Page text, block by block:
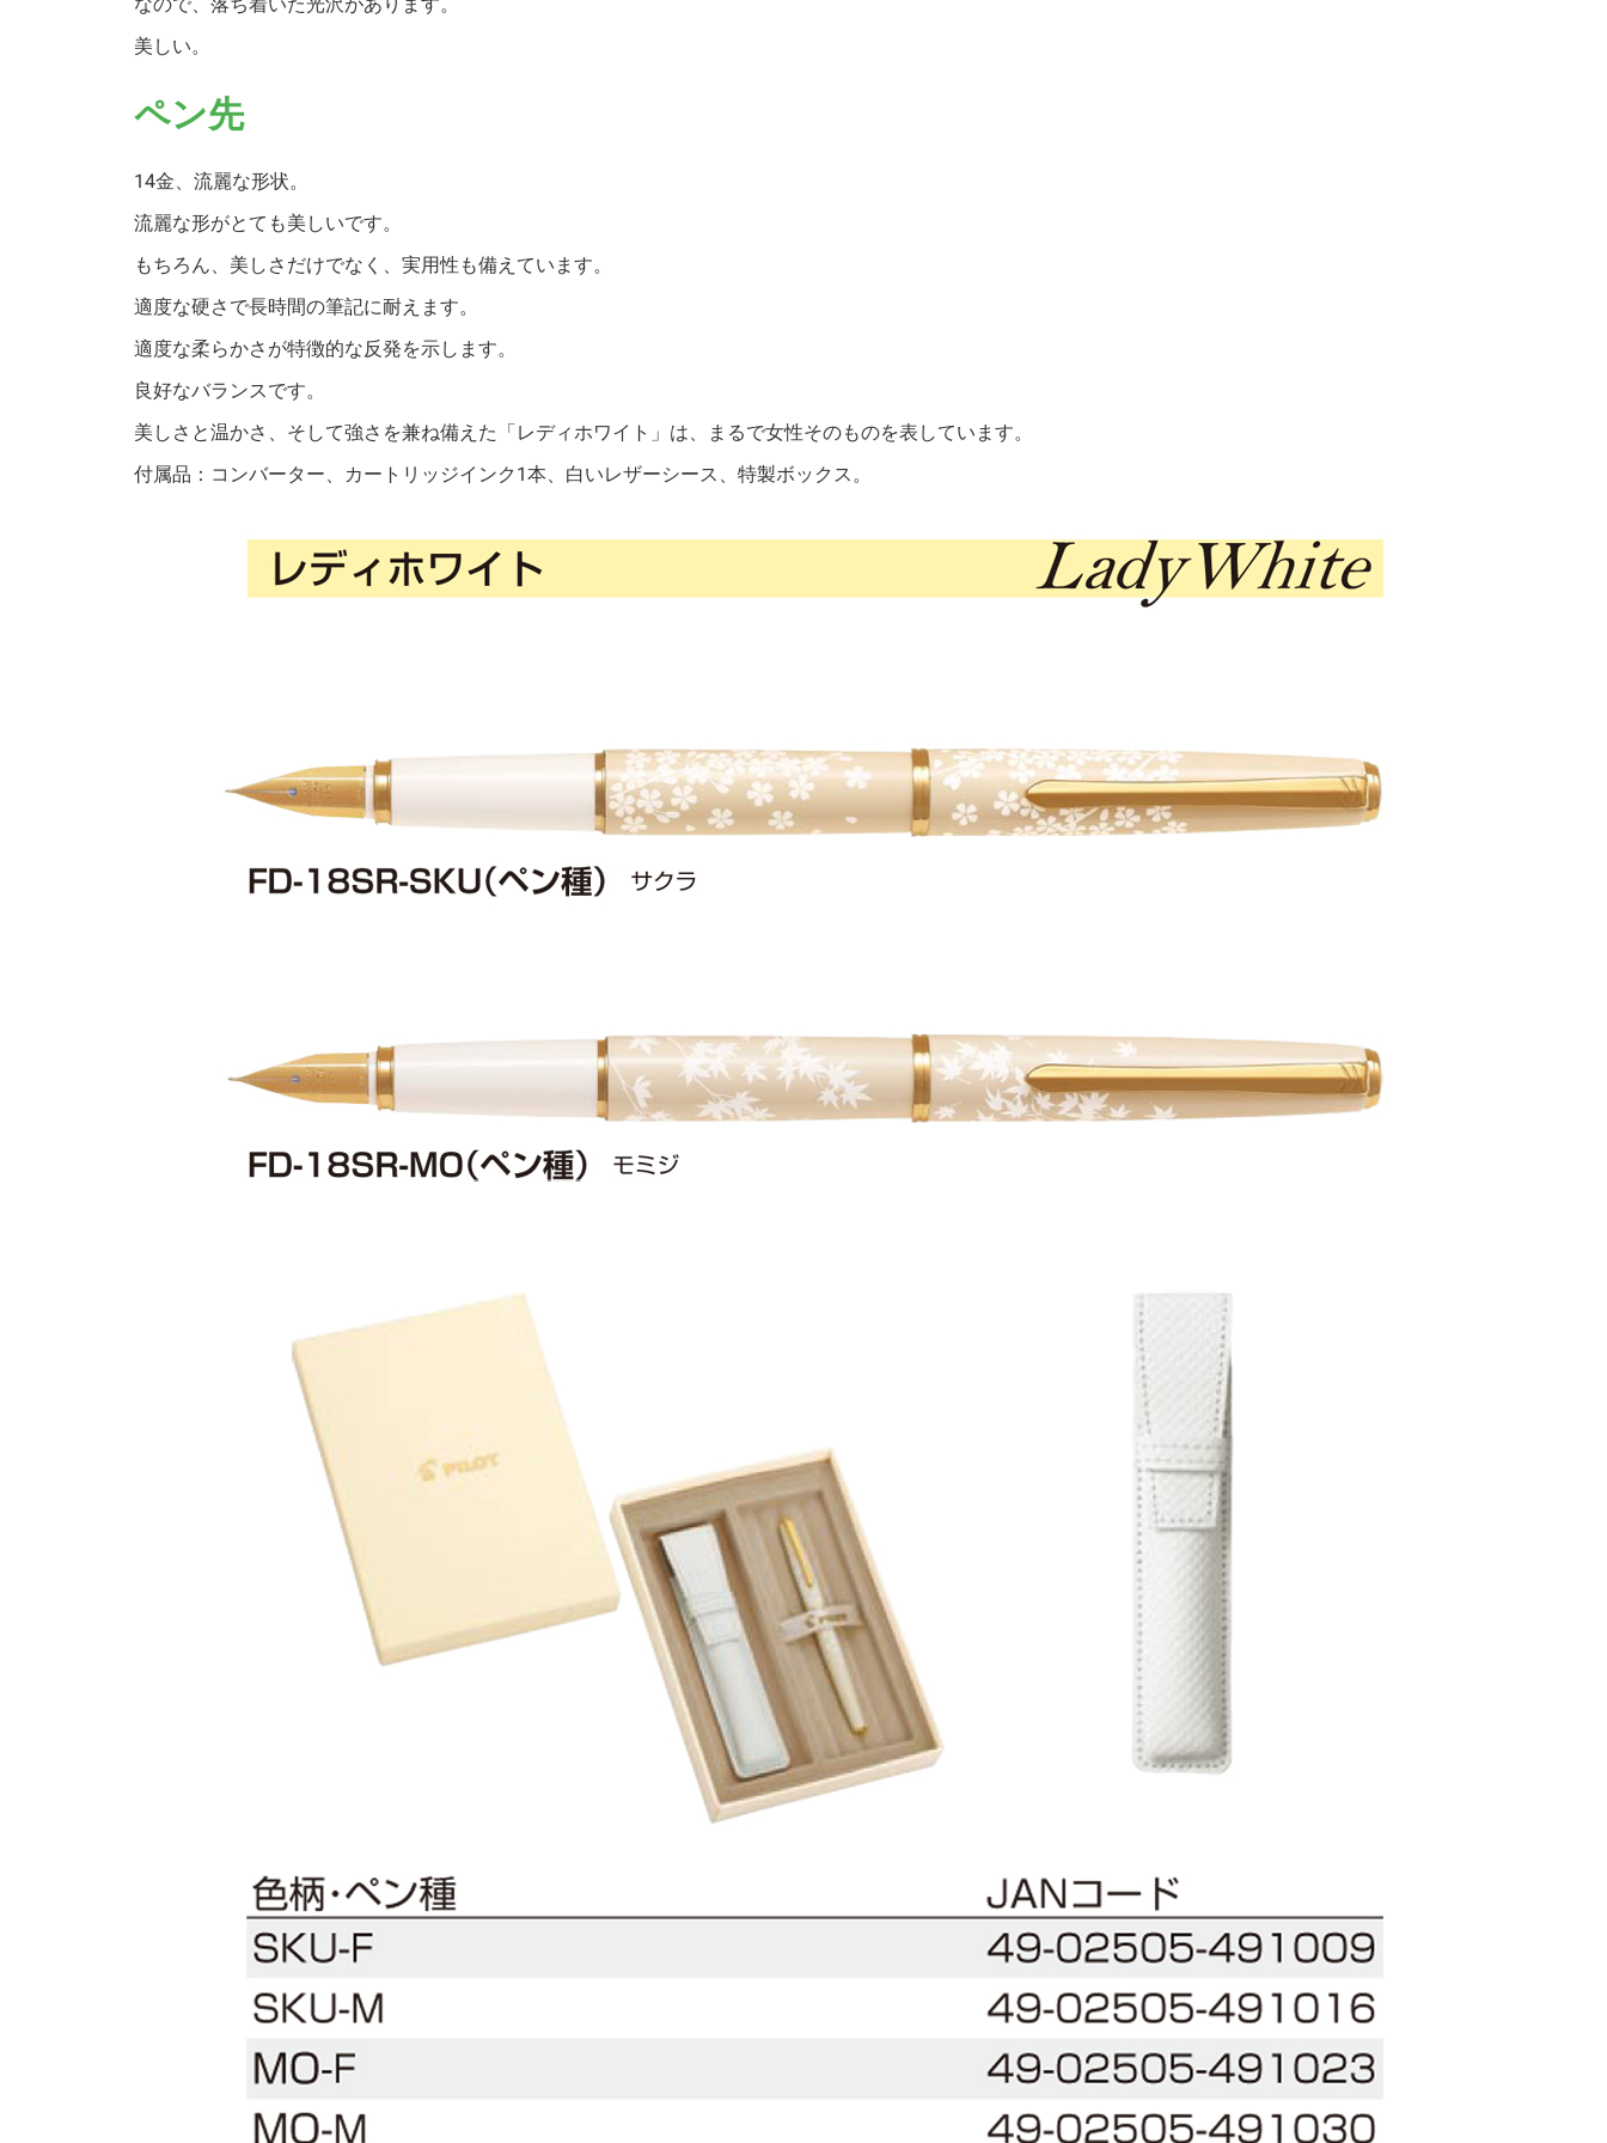
美しい。
ペン先
14金、流麗な形状。
流麗な形がとても美しいです。
もちろん、美しさだけでなく、実用性も備えています。
適度な硬さで長時間の筆記に耐えます。
適度な柔らかさが特徴的な反発を示します。
良好なバランスです。
美しさと温かさ、そして強さを兼ね備えた「レディホワイト」は、まるで女性そのものを表しています。
付属品：コンバーター、カートリッジインク1本、白いレザーシース、特製ボックス。